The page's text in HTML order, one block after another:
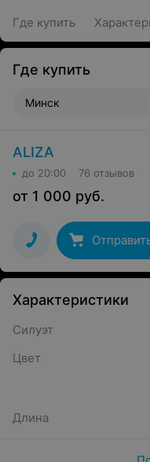
Где купить
Где купить
Минск
ALIZA
до 20:00 76 отзывов
от 1 000 руб.
Характеристики
Силуэт
Цвет
Длина